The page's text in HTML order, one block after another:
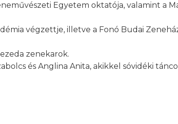
Egyetem oktatója, valamint a
végzettje, illetve a Fonó Budai
zenekarok.
és Anglina Anita, akikkel sóvidéki